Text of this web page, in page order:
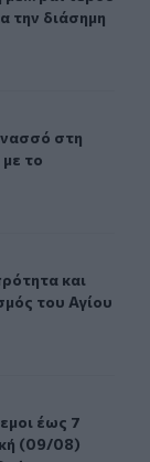
την διάσημη
Γαλλίας με το
στη
στη
με το
ο εορτασμός
και
και
του Αγίου
Κυριακή
έως 7
έως 7
(09/08)